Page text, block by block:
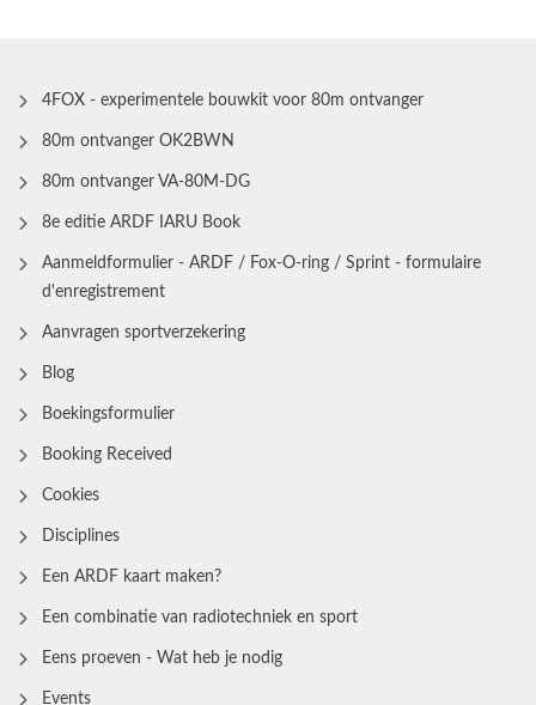
4FOX - experimentele bouwkit voor 80m ontvanger
80m ontvanger OK2BWN
80m ontvanger VA-80M-DG
8e editie ARDF IARU Book
Aanmeldformulier - ARDF / Fox-O-ring / Sprint - formulaire
d'enregistrement
Aanvragen sportverzekering
Blog
Boekingsformulier
Booking Received
Cookies
Disciplines
Een ARDF kaart maken?
Een combinatie van radiotechniek en sport
Eens proeven - Wat heb je nodig
Events